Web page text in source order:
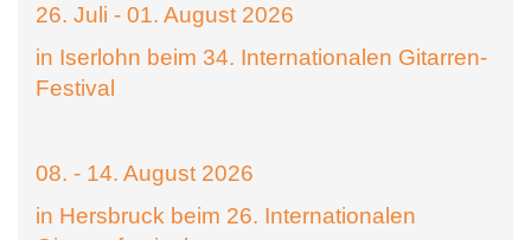
26. Juli - 01. August 2026
in Iserlohn beim 34. Internationalen Gitarren-
Festival
08. - 14. August 2026
in Hersbruck beim 26. Internationalen